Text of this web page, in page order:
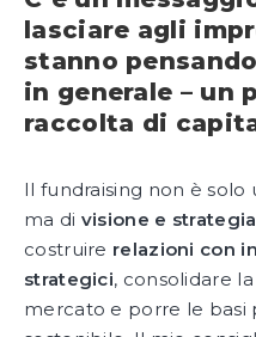
lasciare agli
stanno
in generale – un
raccolta di
Il fundraising non è
ma di visione e strategia
costruire relazioni con
strategici, consolidare
mercato e porre le basi